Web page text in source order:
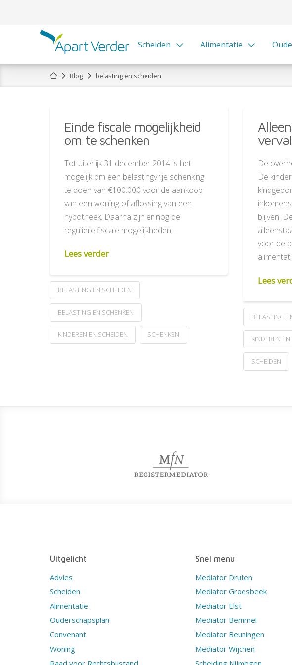
Scheiden Alimentatie
HomeBlog belasting en scheiden
Einde fiscale mogelijkheid
om te schenken
Tot uiterlijk 31 december 2014 is het
mogelijk om een belastingvrije schenking
te doen van €100.000 voor de aankoop
van een woning of aflossing van een
hypotheek. Daarna zijn er nog de
reguliere fiscale mogelijkheden …
Lees verder
BELASTING EN SCHEIDEN
BELASTING EN SCHENKEN
KINDEREN EN SCHEIDEN SCHENKEN
De
De
blijven.
voor de
Lees
BELASTING
KINDEREN
SCHEIDEN
Uitgelicht
Advies
Scheiden
Alimentatie
Ouderschapsplan
Convenant
Woning
Raad voor Rechtsbijstand
Snel menu
Mediator Druten
Mediator Groesbeek
Mediator Elst
Mediator Bemmel
Mediator Beuningen
Mediator Wijchen
Scheiding Nijmegen